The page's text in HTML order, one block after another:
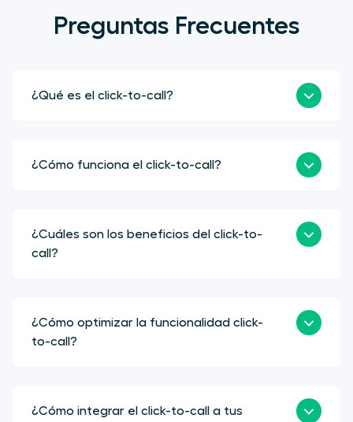
Preguntas Frecuentes
¿Qué es el click-to-call?
¿Cómo funciona el click-to-call?
¿Cuáles son los beneficios del click-to-
call?
¿Cómo optimizar la funcionalidad click-
to-call?
¿Cómo integrar el click-to-call a tus